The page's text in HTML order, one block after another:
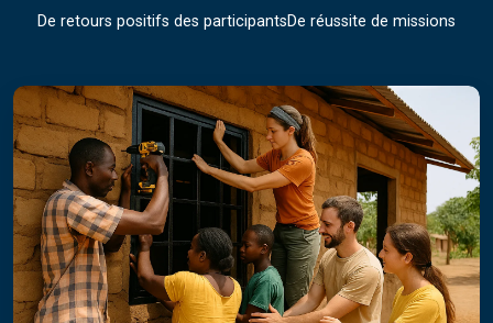
De retours positifs des participantsDe réussite de missions